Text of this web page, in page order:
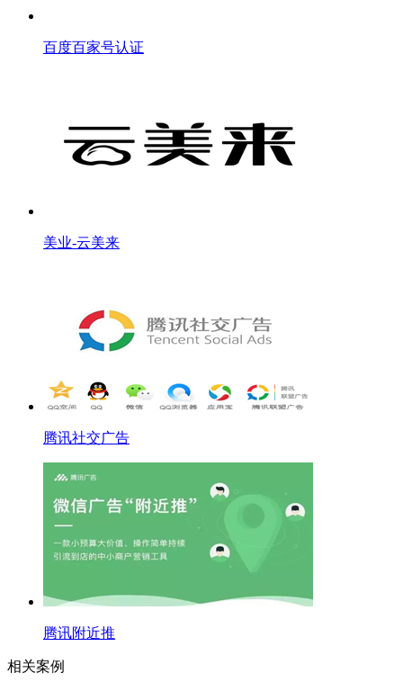
百度百家号认证
美业-云美来
腾讯社交广告
腾讯附近推
相关案例